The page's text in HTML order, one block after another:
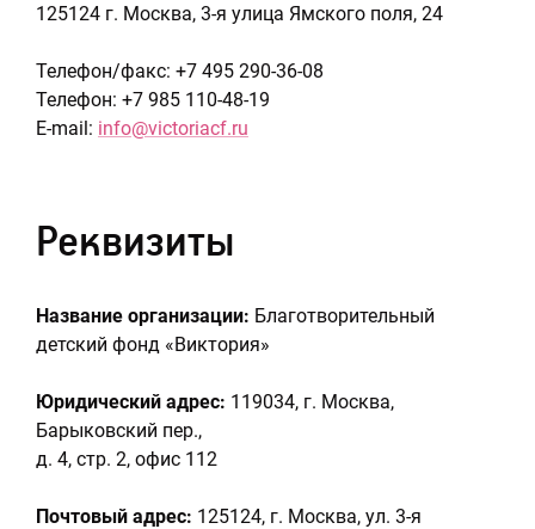
125124 г. Москва, 3-я улица Ямского поля, 24
Телефон/факс: +7 495 290-36-08
Телефон: +7 985 110-48-19
E-mail: info@victoriacf.ru
Реквизиты
Название организации: Благотворительный
детский фонд «Виктория»
Юридический адрес: 119034, г. Москва,
Барыковский пер.,
д. 4, стр. 2, офис 112
Почтовый адрес: 125124, г. Москва, ул. 3-я